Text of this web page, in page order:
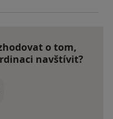
o tom,
navštívit?